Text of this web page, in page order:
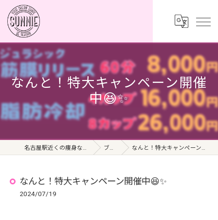
なんと！特大キャンペーン開催
中😆✨
名古屋駅近くの痩身ならSUNNIE ブログ なんと！特大キャンペーン開催中😆✨
なんと！特大キャンペーン開催中😆✨
2024/07/19